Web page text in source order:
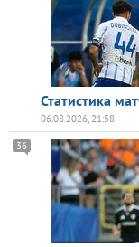
Статистика
06.08.2026, 21:58
36